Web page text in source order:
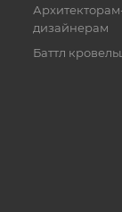
дизайнерам
Баттл